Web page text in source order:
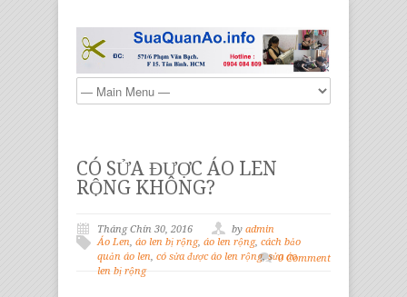
CÓ SỬA ĐƯỢC ÁO LEN
RỘNG KHÔNG?
Tháng Chín 30, 2016 by admin
Áo Len, áo len bị rộng, áo len rộng, cách bảo
quản áo len, có sửa được áo len rộng,sửa áo
len bị rộng
0 Comment